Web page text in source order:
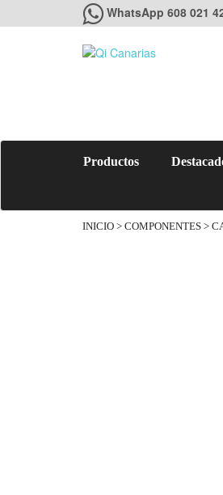
WhatsApp 608 021
Productos
INICIO > COMPONENTES >